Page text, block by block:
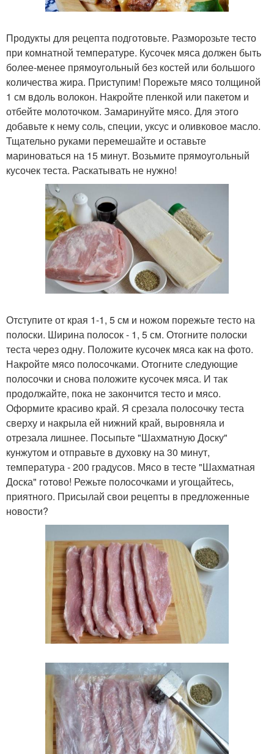
Продукты для рецепта подготовьте. Разморозьте тесто
при комнатной температуре. Кусочек мяса должен быть
более-менее прямоугольный без костей или большого
количества жира. Приступим! Порежьте мясо толщиной
1 см вдоль волокон. Накройте пленкой или пакетом и
отбейте молоточком. Замаринуйте мясо. Для этого
добавьте к нему соль, специи, уксус и оливковое масло.
Тщательно руками перемешайте и оставьте
мариноваться на 15 минут. Возьмите прямоугольный
кусочек теста. Раскатывать не нужно!
Отступите от края 1-1, 5 см и ножом порежьте тесто на
полоски. Ширина полосок - 1, 5 см. Отогните полоски
теста через одну. Положите кусочек мяса как на фото.
Накройте мясо полосочками. Отогните следующие
полосочки и снова положите кусочек мяса. И так
продолжайте, пока не закончится тесто и мясо.
Оформите красиво край. Я срезала полосочку теста
сверху и накрыла ей нижний край, выровняла и
отрезала лишнее. Посыпьте "Шахматную Доску"
кунжутом и отправьте в духовку на 30 минут,
температура - 200 градусов. Мясо в тесте "Шахматная
Доска" готово! Режьте полосочками и угощайтесь,
приятного. Присылай свои рецепты в предложенные
новости?